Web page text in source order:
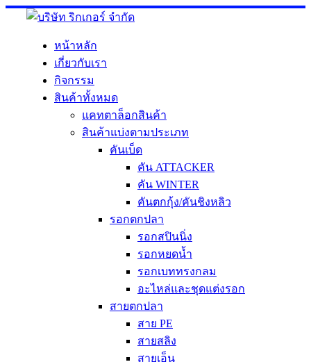
Skip
หน้าหลัก
เกี่ยวกับเรา
กิจกรรม
สินค้าทั้งหมด
แคทตาล็อกสินค้า
สินค้าแบ่งตามประเภท
คันเบ็ด
คัน ATTACKER
คัน WINTER
คันตกกุ้ง/คันชิงหลิว
รอกตกปลา
รอกสปินนิ่ง
รอกหยดน้ำ
รอกเบททรงกลม
อะไหล่และชุดแต่งรอก
สายตกปลา
สาย PE
สายสลิง
สายเอ็น